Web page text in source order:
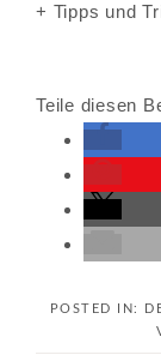
+ Tipps und
Teile diesen
POSTED IN: